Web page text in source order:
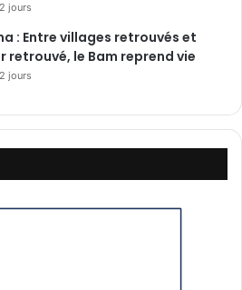
jours
: Entre villages retrouvés et
retrouvé, le Bam reprend vie
jours